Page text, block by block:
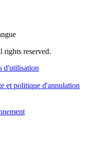
rights reserved.
d'utilisation
et politique d'annulation